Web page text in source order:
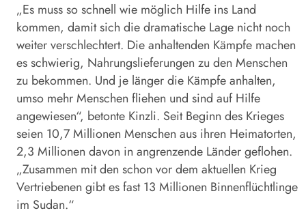
„Es muss so schnell wie möglich Hilfe ins Land
kommen, damit sich die dramatische Lage nicht noch
weiter verschlechtert. Die anhaltenden Kämpfe machen
es schwierig, Nahrungslieferungen zu den Menschen
zu bekommen. Und je länger die Kämpfe anhalten,
umso mehr Menschen fliehen und sind auf Hilfe
angewiesen“, betonte Kinzli. Seit Beginn des Krieges
seien 10,7 Millionen Menschen aus ihren Heimatorten,
2,3 Millionen davon in angrenzende Länder geflohen.
„Zusammen mit den schon vor dem aktuellen Krieg
Vertriebenen gibt es fast 13 Millionen Binnenflüchtlinge
im Sudan.“